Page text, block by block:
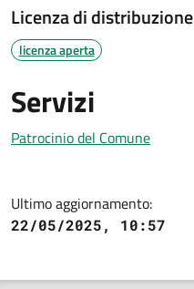
Licenza di distribuzione
licenza aperta
Servizi
Patrocinio del Comune
Ultimo aggiornamento:
22/05/2025, 10:57